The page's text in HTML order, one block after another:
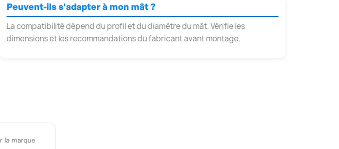
Peuvent-ils s'adapter à mon mât ?
La compatibilité dépend du profil et du diamètre du mât. Vérifie les
dimensions et les recommandations du fabricant avant montage.
la marque